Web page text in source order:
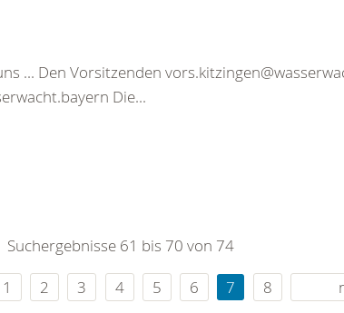
... Den Vorsitzenden
Die...
Suchergebnisse 61 bis 70 von 74
1 2 3 4 5 6 7 8